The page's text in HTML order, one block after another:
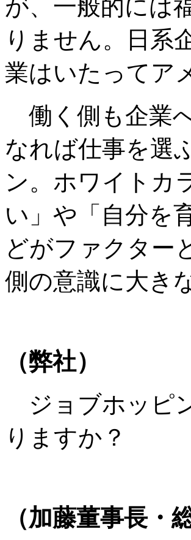
が、一般的には
りません。日系
業はいたってア
働く側も企業
なれば仕事を選
ン。ホワイトカ
い」や「自分を
どがファクター
側の意識に大き
（弊社）
ジョブホッピ
りますか？
（加藤董事長・